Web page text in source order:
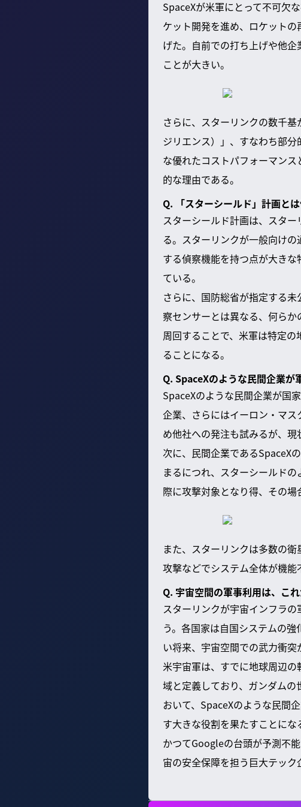
SpaceXが米軍にとって不可欠
ケット開発を進め、ロケット
げた。自前での打ち上げや他
ことが大きい。
さらに、スターリンクの数千
ジリエンス）」、すなわち部
な優れたコストパフォーマン
的な理由である。
Q. 「スターシールド」計画と
スターシールド計画は、スタ
る。スターリンクが一般向け
する偵察機能を持つ点が大き
ている。
さらに、国防総省が指定する
察センサーとは異なる、何ら
周回することで、米軍は特定
ることになる。
Q. SpaceXのような民間企業が
SpaceXのような民間企業が国
企業、さらにはイーロン・マ
め他社への発注も試みるが、現
次に、民間企業であるSpaceX
まるにつれ、スターシールド
際に攻撃対象となり得、その場
また、スターリンクは多数の
攻撃などでシステム全体が機能
Q. 宇宙空間の軍事利用は、こ
スターリンクが宇宙インフラ
う。各国家は自国システムの
い将来、宇宙空間での武力衝突
米宇宙軍は、すでに地球周辺
域と定義しており、ガンダム
おいて、SpaceXのような民間
す大きな役割を果たすことにな
かつてGoogleの台頭が予測不
宙の安全保障を担う巨大テック